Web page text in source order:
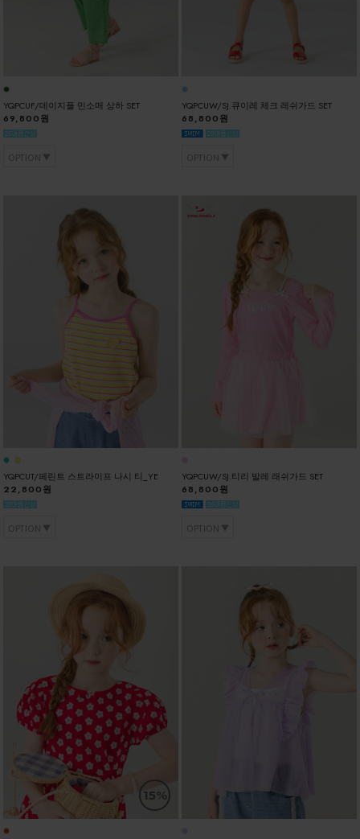
YQPCUF/데이지플 민소매 상하 SET
69,800원
OPTION
YQPCUW/SJ.큐이레 체크 레쉬가드 SET
68,800원
OPTION
YQPCUT/페린트 스트라이프 나시 티_YE
22,800원
OPTION
YQPCUW/SJ.티리 발레 래쉬가드 SET
68,800원
OPTION
15%